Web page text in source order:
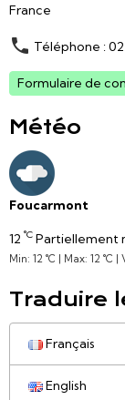
France
Téléphone :
Formulaire de
Météo
Foucarmont
12 °C Partiellement
Min: 12 °C | Max: 12 °C
Traduire
Français
English